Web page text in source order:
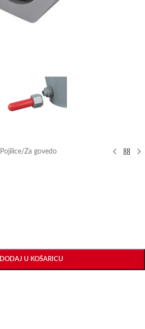
Pojilice/Za govedo
DODAJ U KOŠARICU